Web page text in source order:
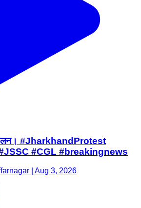
#JharkhandProtest
#CGL #breakingnews
| Aug 3, 2026